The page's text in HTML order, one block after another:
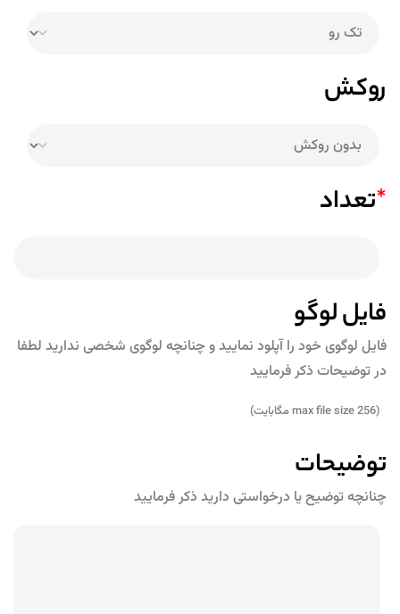
روکش
*تعداد
فایل لوگو
فایل لوگوی خود را آپلود نمایید و چنانچه لوگوی شخصی ندارید لطفا
در توضیحات ذکر فرمایید
(max file size 256 مگابایت)
توضیحات
چنانچه توضیح یا درخواستی دارید ذکر فرمایید